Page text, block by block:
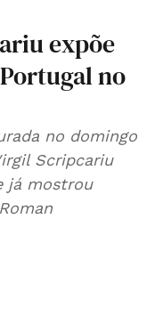
expõe
no
no domingo
Scripcariu
já mostrou